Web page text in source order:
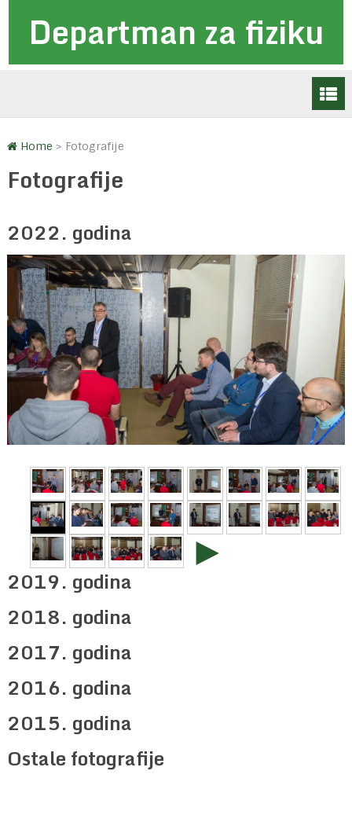
Departman za fiziku
Home > Fotografije
Fotografije
2022. godina
►
2019. godina
2018. godina
2017. godina
2016. godina
2015. godina
Ostale fotografije